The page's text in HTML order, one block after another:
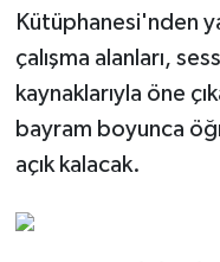
Kütüphanesi'nden
çalışma alanları,
kaynaklarıyla öne
bayram boyunca
açık kalacak.